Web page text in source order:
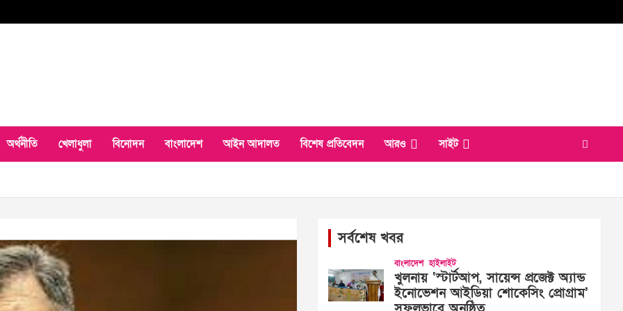
অর্থনীতি খেলাধুলা বিনোদন বাংলাদেশ আইন আদালত বিশেষ প্রতিবেদন আরও সাইট
সর্বশেষ খবর
বাংলাদেশ হাইলাইট
খুলনায় ‘স্টার্টআপ, সায়েন্স প্রজেক্ট অ্যান্ড
ইনোভেশন আইডিয়া শোকেসিং প্রোগ্রাম’